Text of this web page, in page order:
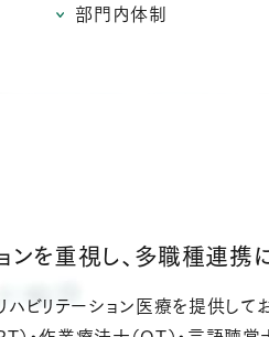
部門内体制
ンを重視し、多職種連携
リテーション医療を提供して